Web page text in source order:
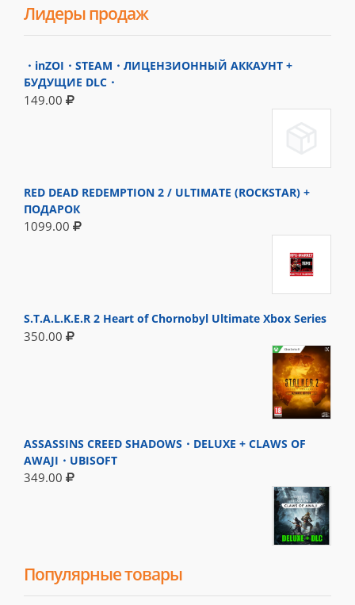
Лидеры продаж
・inZOI・STEAM・ЛИЦЕНЗИОННЫЙ АККАУНТ +
БУДУЩИЕ DLC・
149.00
RED DEAD REDEMPTION 2 / ULTIMATE (ROCKSTAR) +
ПОДАРОК
1099.00
S.T.A.L.K.E.R 2 Heart of Chornobyl Ultimate Xbox Series
350.00
ASSASSINS CREED SHADOWS・DELUXE + CLAWS OF
AWAJI・UBISOFT
349.00
Популярные товары